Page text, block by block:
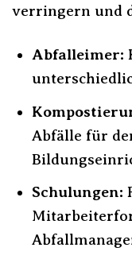
verringern und
Abfalleimer:
Abfälle für
Schulungen: